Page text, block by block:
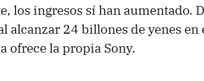
los ingresos sí han aumentado.
24 billones de yenes en
ofrece la propia Sony.